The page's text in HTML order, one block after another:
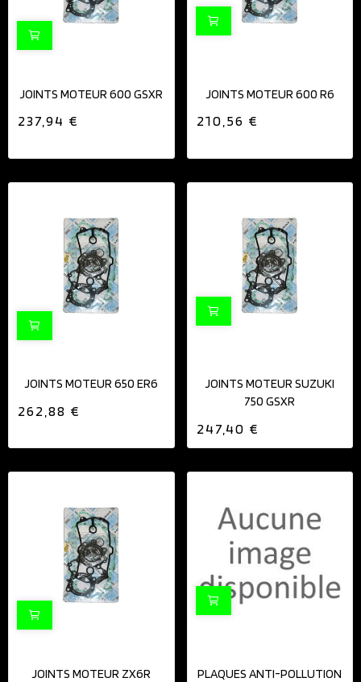
JOINTS MOTEUR 600 GSXR
237,94 €
JOINTS MOTEUR 600 R6
210,56 €
JOINTS MOTEUR 650 ER6
262,88 €
JOINTS MOTEUR SUZUKI
750 GSXR
247,40 €
JOINTS MOTEUR ZX6R
PLAQUES ANTI-POLLUTION